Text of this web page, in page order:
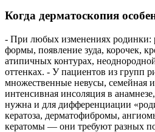
Когда дерматоскопия
- При любых изменениях родинки:
формы, появление зуда, корочек,
атипичных контурах,
оттенках. - У пациентов из групп
множественные невусы, семейная
интенсивная инсоляция в
нужна и для дифференциации
кератоза, дерматофибромы,
кератомы — они требуют разных